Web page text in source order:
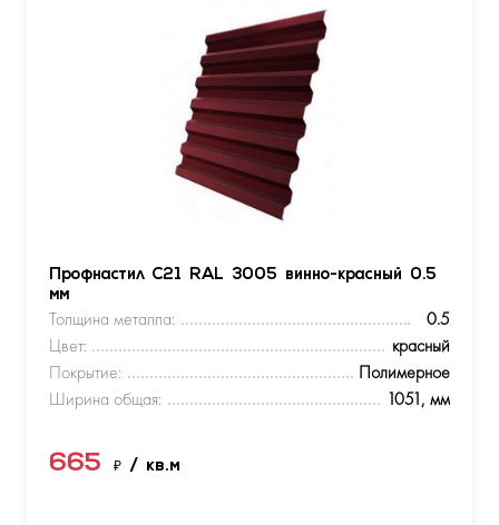
Профнастил С21 RAL 3005 винно-красный 0.5
мм
Толщина металла:
0.5
Цвет:
красный
Покрытие:
Полимерное
Ширина общая:
1051, мм
665 ₽ / кв.м